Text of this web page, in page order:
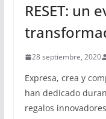
RESET: un
28 septiembre, 2020
Expresa, crea y
han dedicado
regalos innovadores